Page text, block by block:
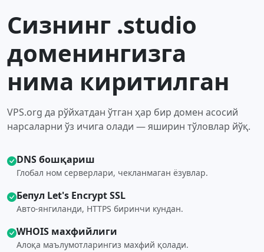
Сизнинг .studio
доменингизга
нима киритилган
VPS.org да рўйхатдан ўтган ҳар бир домен асосий
нарсаларни ўз ичига олади — яширин тўловлар йўқ.
DNS бошқариш
Глобал ном серверлари, чекланмаган ёзувлар.
Бепул Let's Encrypt SSL
Авто-янгиланди, HTTPS биринчи кундан.
WHOIS махфийлиги
Алоқа маълумотларингиз махфий қолади.